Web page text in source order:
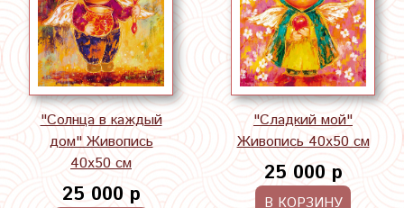
"Солнца в каждый
дом" Живопись
40х50 см
25 000 р
"Сладкий мой"
Живопись 40х50 см
25 000 р
В КОРЗИНУ